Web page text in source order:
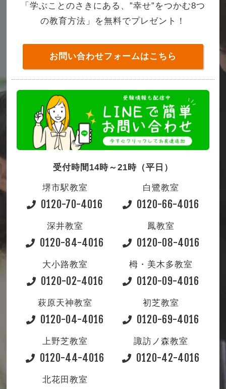
「学ぶことのさきにある、”幸せ”をつかむ8つ
の教育方法」を無料でプレゼント！
お問い合わせフォームはこちら
受付時間14時～21時（平日）
堺市駅教室
0120-70-4016
白鷺教室
0120-66-4016
深井教室
0120-84-4016
鳳教室
0120-08-4016
大小路教室
0120-02-4016
栂・美木多教室
0120-09-4016
萩原天神教室
0120-04-4016
初芝教室
0120-69-4016
上野芝教室
0120-44-4016
諏訪ノ森教室
0120-42-4016
北花田教室